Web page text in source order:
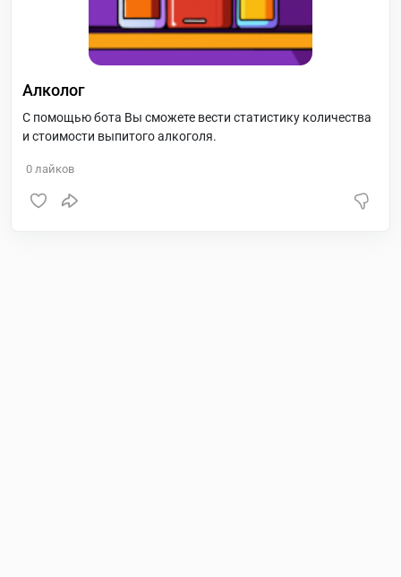
Алколог
С помощью бота Вы сможете вести статистику количества
и стоимости выпитого алкоголя.
0 лайков